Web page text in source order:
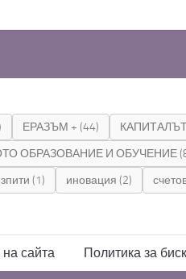
ЕРАЗЪМ + (44)
ОБРАЗОВАНИЕ И ОБУЧЕНИЕ
(1) иновация (2)
на сайта Политика за